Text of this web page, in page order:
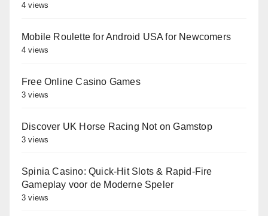
4 views
Mobile Roulette for Android USA for Newcomers
4 views
Free Online Casino Games
3 views
Discover UK Horse Racing Not on Gamstop
3 views
Spinia Casino: Quick‑Hit Slots & Rapid‑Fire
Gameplay voor de Moderne Speler
3 views